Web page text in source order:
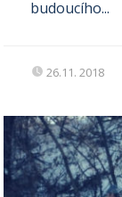
budoucího...
26.11. 2018